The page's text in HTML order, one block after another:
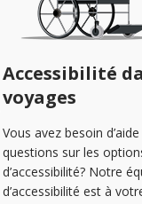
Accessibilité
voyages
Vous avez besoin
questions sur les
d’accessibilité? Notre
d’accessibilité est à